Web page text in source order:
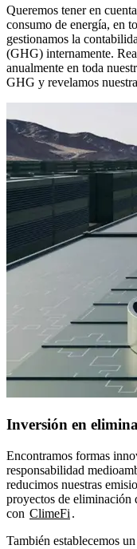
Queremos tener en
consumo de energía, en
gestionamos la
(GHG) internamente.
anualmente en toda
GHG y revelamos
Inversión en
Encontramos formas
responsabilidad
reducimos nuestras
proyectos de eliminación
con ClimeFi
También establecemos